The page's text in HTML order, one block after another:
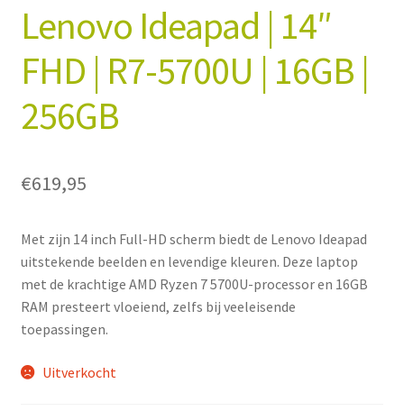
Lenovo Ideapad | 14″
FHD | R7-5700U | 16GB |
256GB
€619,95
Met zijn 14 inch Full-HD scherm biedt de Lenovo Ideapad
uitstekende beelden en levendige kleuren. Deze laptop
met de krachtige AMD Ryzen 7 5700U-processor en 16GB
RAM presteert vloeiend, zelfs bij veeleisende
toepassingen.
Uitverkocht